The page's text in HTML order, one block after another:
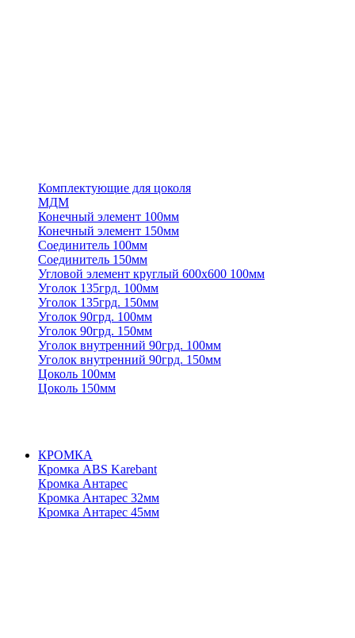
Комплектующие для цоколя
МДМ
Конечный элемент 100мм
Конечный элемент 150мм
Соединитель 100мм
Соединитель 150мм
Угловой элемент круглый 600х600 100мм
Уголок 135грд. 100мм
Уголок 135грд. 150мм
Уголок 90грд. 100мм
Уголок 90грд. 150мм
Уголок внутренний 90грд. 100мм
Уголок внутренний 90грд. 150мм
Цоколь 100мм
Цоколь 150мм
КРОМКА
Кромка ABS Karebant
Кромка Антарес
Кромка Антарес 32мм
Кромка Антарес 45мм